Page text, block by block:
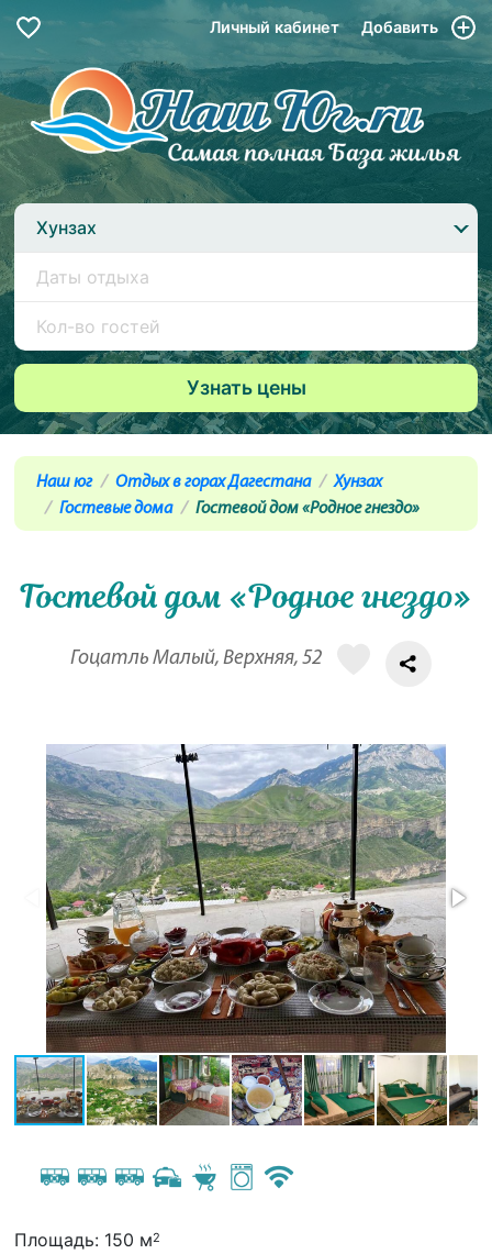
Личный кабинет Добавить
Хунзах
Наш юг Отдых в горах Дагестана
Хунзах
Гостевые дома
Гостевой дом «Родное гнездо»
Гостевой дом «Родное гнездо»
Гоцатль Малый, Верхняя, 52
Площадь: 150 м2